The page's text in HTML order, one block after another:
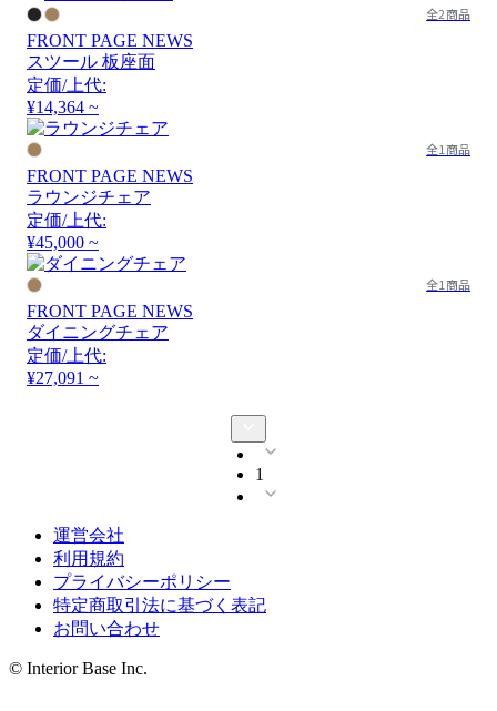
全2商品
FRONT PAGE NEWS
スツール 板座面
定価/上代:
¥14,364 ~
全1商品
FRONT PAGE NEWS
ラウンジチェア
定価/上代:
¥45,000 ~
全1商品
FRONT PAGE NEWS
ダイニングチェア
定価/上代:
¥27,091 ~
1
運営会社
利用規約
プライバシーポリシー
特定商取引法に基づく表記
お問い合わせ
© Interior Base Inc.